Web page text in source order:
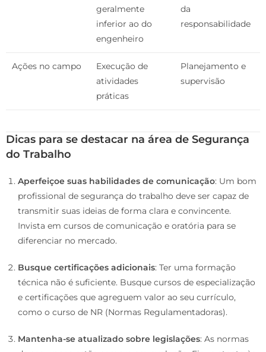
geralmente
inferior ao do
engenheiro
da
responsabilidade
Ações no campo
Execução de
atividades
práticas
Planejamento e
supervisão
Dicas para se destacar na área de Segurança
do Trabalho
Aperfeiçoe suas habilidades de comunicação: Um bom
profissional de segurança do trabalho deve ser capaz de
transmitir suas ideias de forma clara e convincente.
Invista em cursos de comunicação e oratória para se
diferenciar no mercado.
Busque certificações adicionais: Ter uma formação
técnica não é suficiente. Busque cursos de especialização
e certificações que agreguem valor ao seu currículo,
como o curso de NR (Normas Regulamentadoras).
Mantenha-se atualizado sobre legislações: As normas